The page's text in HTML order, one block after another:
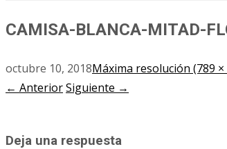
CAMISA-BLANCA-MITAD-
octubre 10, 2018Máxima resolución (789 ×
← AnteriorSiguiente →
Deja una respuesta